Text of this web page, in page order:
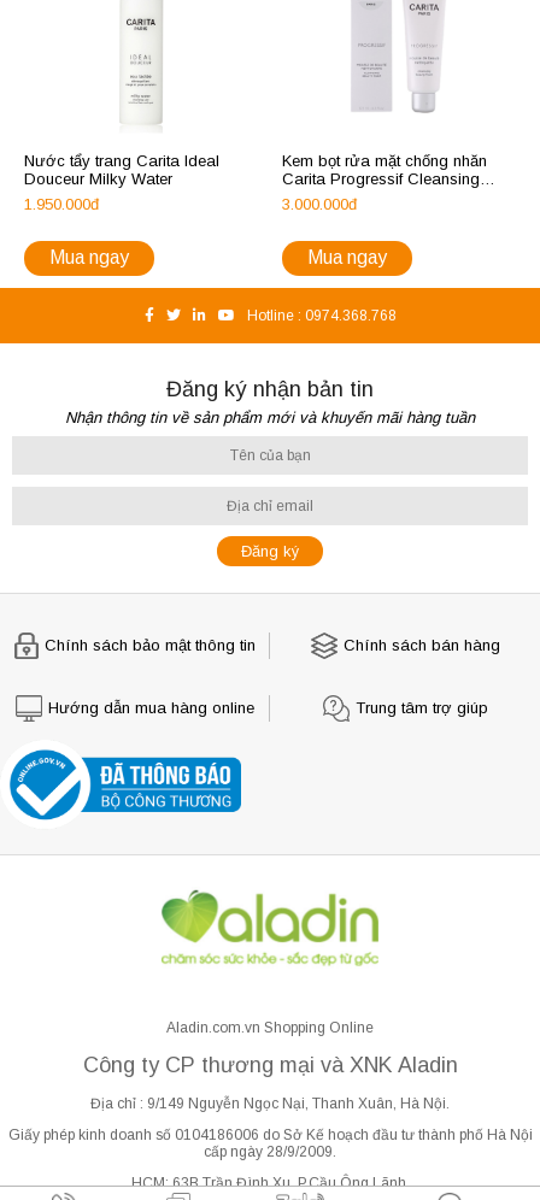
Nước tẩy trang Carita Ideal
Douceur Milky Water
1.950.000đ
Mua ngay
Kem bọt rửa mặt chống nhăn
Carita Progressif Cleansing
Beauty Foam
3.000.000đ
Mua ngay
Hotline : 0974.368.768
Đăng ký nhận bản tin
Nhận thông tin về sản phẩm mới và khuyến mãi hàng tuần
Chính sách bảo mật thông tin Chính sách bán hàng
Hướng dẫn mua hàng online Trung tâm trợ giúp
Aladin.com.vn Shopping Online
Công ty CP thương mại và XNK Aladin
Địa chỉ : 9/149 Nguyễn Ngọc Nại, Thanh Xuân, Hà Nội.
Giấy phép kinh doanh số 0104186006 do Sở Kế hoạch đầu tư thành phố Hà Nội
cấp ngày 28/9/2009.
HCM: 63B Trần Đình Xu, P.Cầu Ông Lãnh.